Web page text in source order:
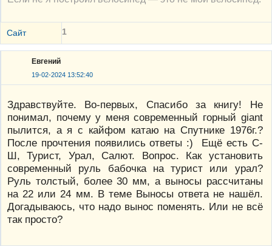
Сайт 1
Евгений
19-02-2024 13:52:40
Здравствуйте. Во-первых, Спасибо за книгу! Не
понимал, почему у меня современный горный giant
пылится, а я с кайфом катаю на Спутнике 1976г.?
После прочтения появились ответы :) Ещё есть С-
Ш, Турист, Урал, Салют. Вопрос. Как установить
современный руль бабочка на турист или урал?
Руль толстый, более 30 мм, а выносы рассчитаны
на 22 или 24 мм. В теме Выносы ответа не нашёл.
Догадываюсь, что надо вынос поменять. Или не всё
так просто?